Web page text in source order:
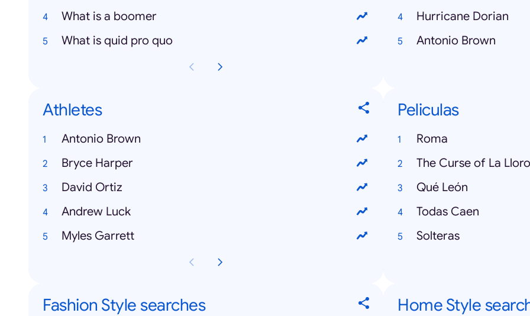
What is a boomer
What is quid pro quo
Hurricane Dorian
Antonio Brown
Athletes
Antonio Brown
Bryce Harper
David Ortiz
Andrew Luck
Myles Garrett
Peliculas
Roma
The Curse of La
Qué León
Todas Caen
Solteras
Fashion Style searches Home Style